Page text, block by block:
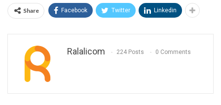
Share Facebook Twitter Linkedin
Ralalicom 224 Posts 0 Comments